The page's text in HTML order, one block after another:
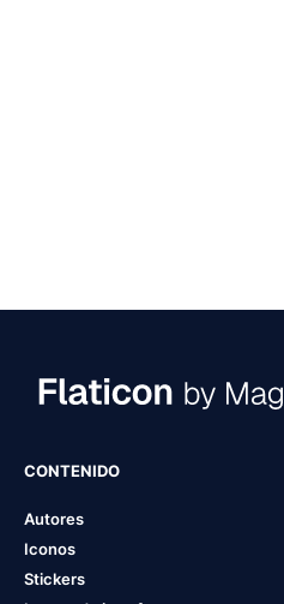
CONTENIDO
Autores
Iconos
Stickers